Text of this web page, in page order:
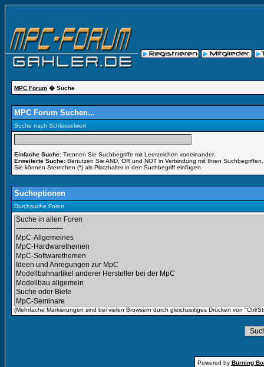
MPC Forum � Suche
MPC Forum Suchen...
Suche nach Schlüsselwort
Einfache Suche: Trennen Sie Suchbegriffe mit Leerzeichen voneinander.
Erweiterte Suche: Benutzen Sie AND, OR und NOT in Verbindung mit Ihren
Sie können Sternchen (*) als Platzhalter in den Suchbegriff einfügen.
Suchoptionen
Durchsuche Foren
(Mehrfache Markierungen sind bei vielen Browsern durch gleichzeitiges Drücken von "Ctrl/
Powered by Burning